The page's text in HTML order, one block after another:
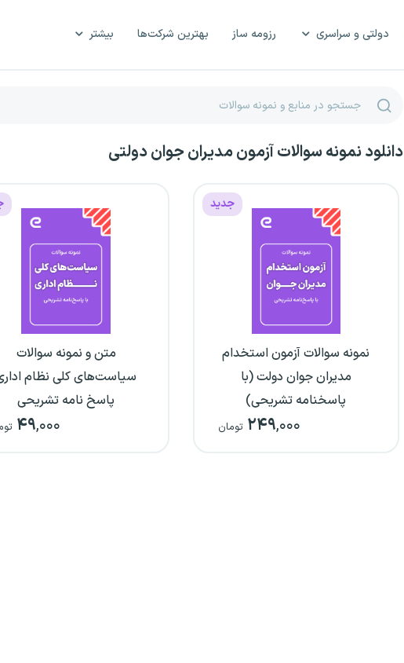
دولتی و سراسری رزومه ساز بهترین شرکت‌ها بیشتر
دانلود نمونه سوالات آزمون مدیران جوان دولتی
جدید
نمونه سوالات آزمون استخدام
مدیران جوان دولت (با
پاسخنامه تشریحی)
۲۴۹,۰۰۰ تومان
متن و نمونه سوالات
سیاست‌های کلی نظام
پاسخ نامه تشریحی
۴۹,۰۰۰